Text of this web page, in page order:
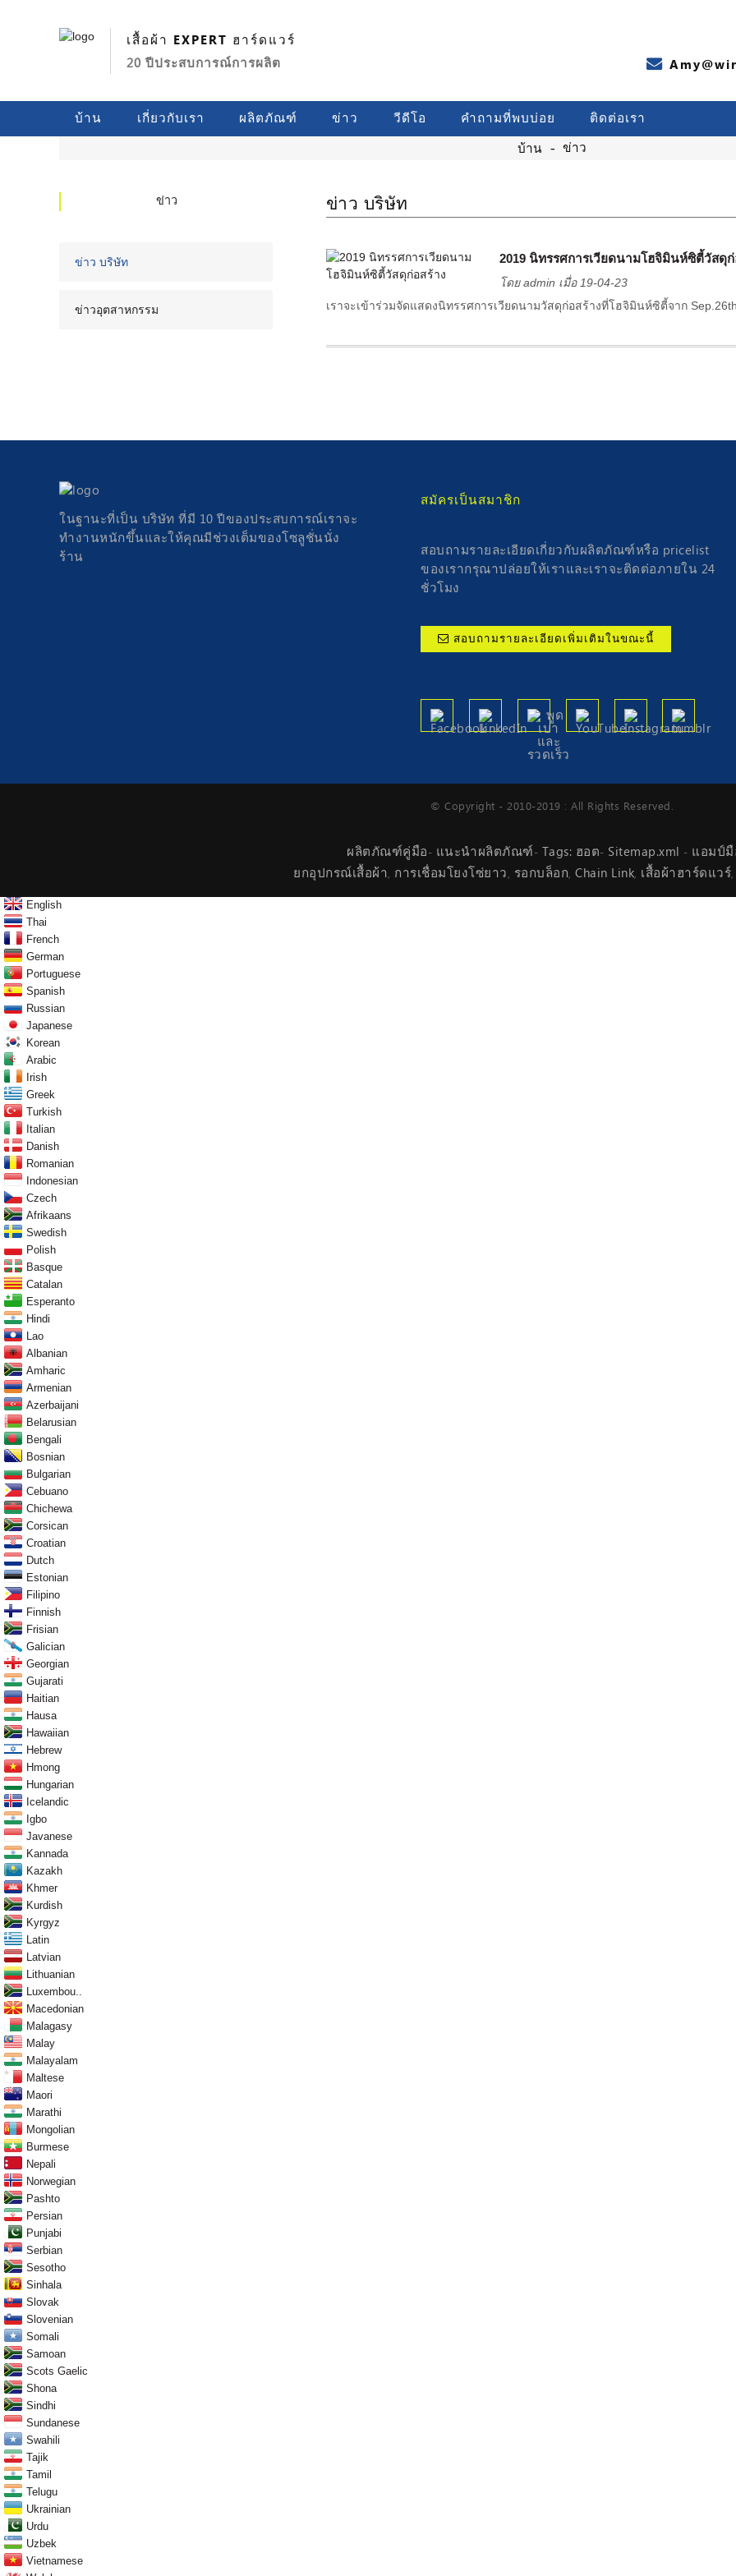
เสื้อผ้า EXPERT ฮาร์ดแวร์
20 ปีประสบการณ์การผลิต
บ้าน เกี่ยวกับเรา ผลิตภัณฑ์ ข่าว วีดีโอ คำถามที่พบบ่อย ติดต่อเรา
บ้าน ข่าว
ข่าว
ข่าว บริษัท
ข่าวอุตสาหกรรม
ข่าว บริษัท
2019 นิทรรศการเวียดนามโฮจิมินห์ซิตี้วัสดุก่
โดย admin เมื่อ 19-04-23
เราจะเข้าร่วมจัดแสดงนิทรรศการเวียดนามวัสดุก่อสร้างที่โฮจิมินห์ซิตี้จาก
ในฐานะที่เป็น บริษัท ที่มี 10 ปีของประสบการณ์เราจะ
ทำงานหนักขึ้นและให้คุณมีช่วงเต็มของโซลูชั่นนั่ง
ร้าน
สมัครเป็นสมาชิก
สอบถามรายละเอียดเกี่ยวกับผลิตภัณฑ์หรือ pricelist
ของเรากรุณาปล่อยให้เราและเราจะติดต่อภายใน 24
ชั่วโมง
สอบถามรายละเอียดเพิ่มเติมในขณะนี้
© Copyright - 2010-2019 : All Rights Reserved.
ผลิตภัณฑ์คู่มือ- แนะนำผลิตภัณฑ์- Tags: ฮอต- Sitemap.xml - แอมป์
ยกอุปกรณ์เสื้อผ้า, การเชื่อมโยงโซ่ยาว, รอกบล็อก, Chain Link, เสื้อผ้าฮาร์ดแวร์,
English
Thai
French
German
Portuguese
Spanish
Russian
Japanese
Korean
Arabic
Irish
Greek
Turkish
Italian
Danish
Romanian
Indonesian
Czech
Afrikaans
Swedish
Polish
Basque
Catalan
Esperanto
Hindi
Lao
Albanian
Amharic
Armenian
Azerbaijani
Belarusian
Bengali
Bosnian
Bulgarian
Cebuano
Chichewa
Corsican
Croatian
Dutch
Estonian
Filipino
Finnish
Frisian
Galician
Georgian
Gujarati
Haitian
Hausa
Hawaiian
Hebrew
Hmong
Hungarian
Icelandic
Igbo
Javanese
Kannada
Kazakh
Khmer
Kurdish
Kyrgyz
Latin
Latvian
Lithuanian
Luxembou..
Macedonian
Malagasy
Malay
Malayalam
Maltese
Maori
Marathi
Mongolian
Burmese
Nepali
Norwegian
Pashto
Persian
Punjabi
Serbian
Sesotho
Sinhala
Slovak
Slovenian
Somali
Samoan
Scots Gaelic
Shona
Sindhi
Sundanese
Swahili
Tajik
Tamil
Telugu
Ukrainian
Urdu
Uzbek
Vietnamese